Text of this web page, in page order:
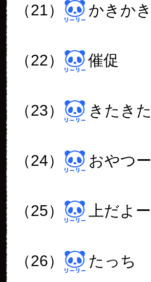
（21） かきかき
（22） 催促
（23） きたきた
（24） おやつー
（25） 上だよー
（26） たっち